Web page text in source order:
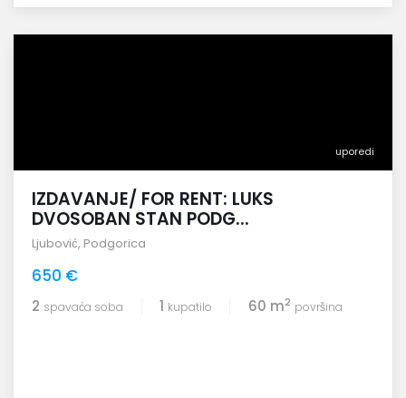
uporedi
IZDAVANJE/ FOR RENT: LUKS
DVOSOBAN STAN PODG...
Ljubović, Podgorica
650 €
2 spavaća soba 1 kupatilo 60 m2 površina